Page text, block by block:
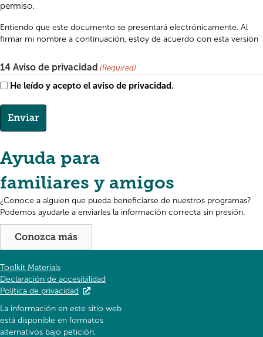
permiso.
Entiendo que este documento se presentará electrónicamente. Al
firmar mi nombre a continuación, estoy de acuerdo con esta versión
14 Aviso de privacidad (Required)
He leído y acepto el aviso de privacidad.
Ayuda para
familiares y amigos
¿Conoce a alguien que pueda beneficiarse de nuestros programas?
Podemos ayudarle a enviarles la información correcta sin presión.
Conozca más
Toolkit Materials
Declaración de accesibilidad
Política de privacidad
La información en este sitio web
está disponible en formatos
alternativos bajo petición.